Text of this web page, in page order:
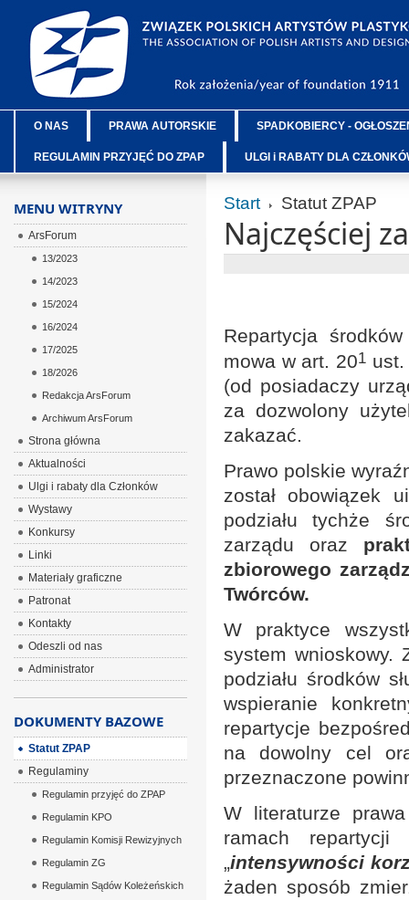
O NAS PRAWA AUTORSKIE SPADKOBIERCY -
REGULAMIN PRZYJĘĆ DO ZPAP ULGI i RABATY DLA
Start Statut ZPAP
Najczęściej
Repartycja
mowa w art. 201ust.
(od posiadaczy
za dozwolony
zakazać.
Prawo polskie
został obowiązek
podziału tychże
zarządu oraz
zbiorowego
Twórców.
W praktyce
system wnioskowy.
podziału środków
wspieranie
repartycje
na dowolny cel
przeznaczone
W literaturze
ramach repartycji
„intensywności
żaden sposób
MENU WITRYNY
ArsForum
13/2023
14/2023
15/2024
16/2024
17/2025
18/2026
Redakcja ArsForum
Archiwum ArsForum
Strona główna
Aktualności
Ulgi i rabaty dla Członków
Wystawy
Konkursy
Linki
Materiały graficzne
Patronat
Kontakty
Odeszli od nas
Administrator
DOKUMENTY BAZOWE
Statut ZPAP
Regulaminy
Regulamin przyjęć do ZPAP
Regulamin KPO
Regulamin Komisji Rewizyjnych
Regulamin ZG
Regulamin Sądów Koleżeńskich